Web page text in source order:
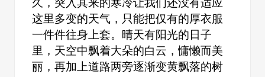
久，突入其来的寒冷让我们还没有适应
这里多变的天气，只能把仅有的厚衣服
一件件往身上套。晴天有阳光的日子
里，天空中飘着大朵的白云，慵懒而美
丽，再加上道路两旁逐渐变黄飘落的树